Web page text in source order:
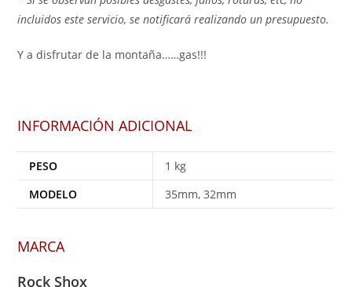
incluidos este servicio, se notificará realizando un presupuesto.
Y a disfrutar de la montaña……gas!!!
INFORMACIÓN ADICIONAL
PESO
1 kg
MODELO
35mm, 32mm
MARCA
Rock Shox